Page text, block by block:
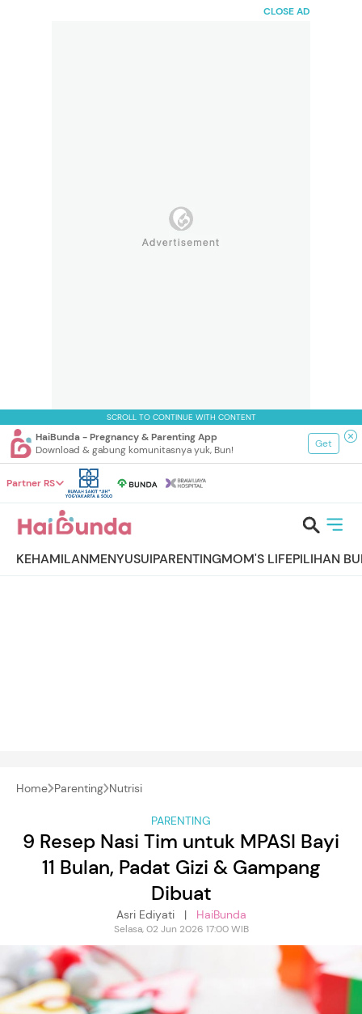
CLOSE AD
SCROLL TO CONTINUE WITH CONTENT
HaiBunda - Pregnancy & Parenting App
Download & gabung komunitasnya yuk, Bun!
Get
Partner RS
KEHAMILANMENYUSUIPARENTINGMOM'S LIFEPILIHAN
Home Parenting Nutrisi
PARENTING
9 Resep Nasi Tim untuk MPASI Bayi
11 Bulan, Padat Gizi & Gampang
Dibuat
Asri Ediyati | HaiBunda
Selasa, 02 Jun 2026 17:00 WIB